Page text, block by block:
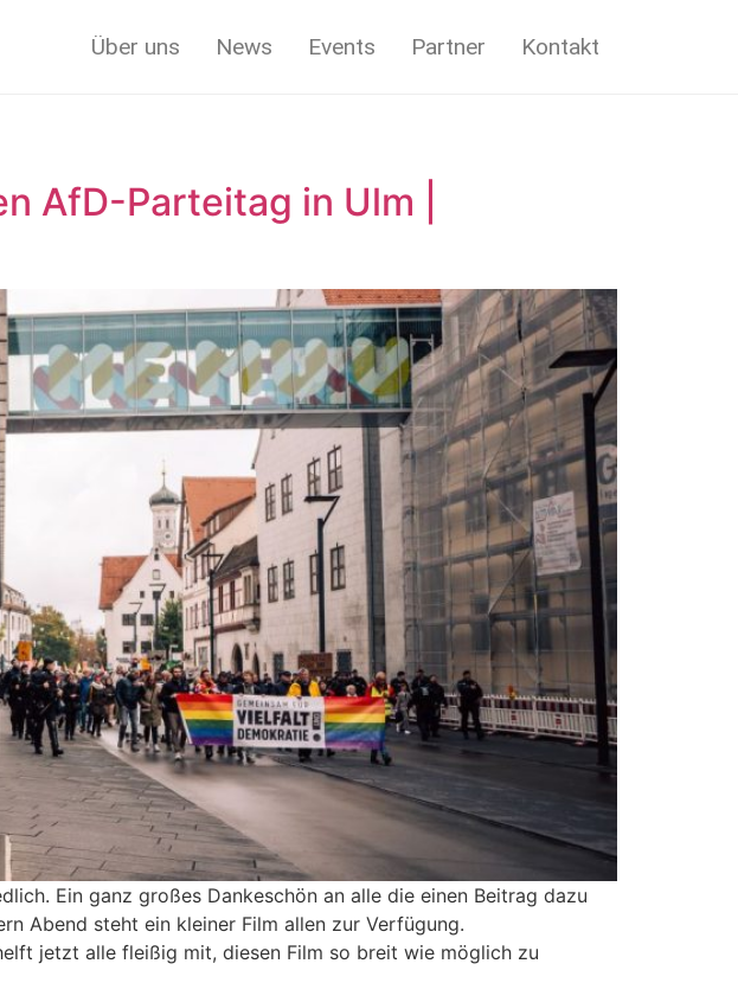
Über uns News Events Partner Kontakt
AfD-Parteitag in Ulm |
Ein ganz großes Dankeschön an alle die einen Beitrag dazu
Abend steht ein kleiner Film allen zur Verfügung.
jetzt alle fleißig mit, diesen Film so breit wie möglich zu